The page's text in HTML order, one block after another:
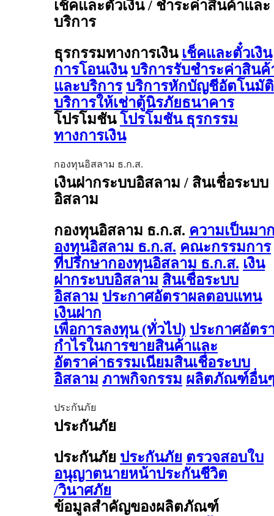
เช็คและตั๋วเงิน / ชำระค่าสินค้าและ
บริการ
ธุรกรรมทางการเงิน เช็คและตั๋วเงิน
การโอนเงิน บริการรับชำระค่าสินค้
และบริการ บริการหักบัญชีอัตโนมัติ
บริการให้เช่าตู้นิรภัยธนาคาร
โปรโมชัน โปรโมชัน ธุรกรรม
ทางการเงิน
กองทุนอิสลาม ธ.ก.ส.
เงินฝากระบบอิสลาม / สินเชื่อระบบ
อิสลาม
กองทุนอิสลาม ธ.ก.ส. ความเป็นมา
องทุนอิสลาม ธ.ก.ส. คณะกรรมการ
ที่ปรึกษากองทุนอิสลาม ธ.ก.ส. เงิน
ฝากระบบอิสลาม สินเชื่อระบบ
อิสลาม ประกาศอัตราผลตอบแทน
เงินฝาก
เพื่อการลงทุน (ทั่วไป) ประกาศอัตร
กำไรในการขายสินค้าและ
อัตราค่าธรรมเนียมสินเชื่อระบบ
อิสลาม ภาพกิจกรรม ผลิตภัณฑ์อื่น
ประกันภัย
ประกันภัย
ประกันภัย ประกันภัย ตรวจสอบใบ
อนุญาตนายหน้าประกันชีวิต
/วินาศภัย
ข้อมูลสำคัญของผลิตภัณฑ์